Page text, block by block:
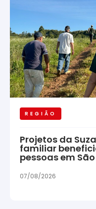
REGIÃO
Projetos da
familiar
pessoas em
07/08/2026